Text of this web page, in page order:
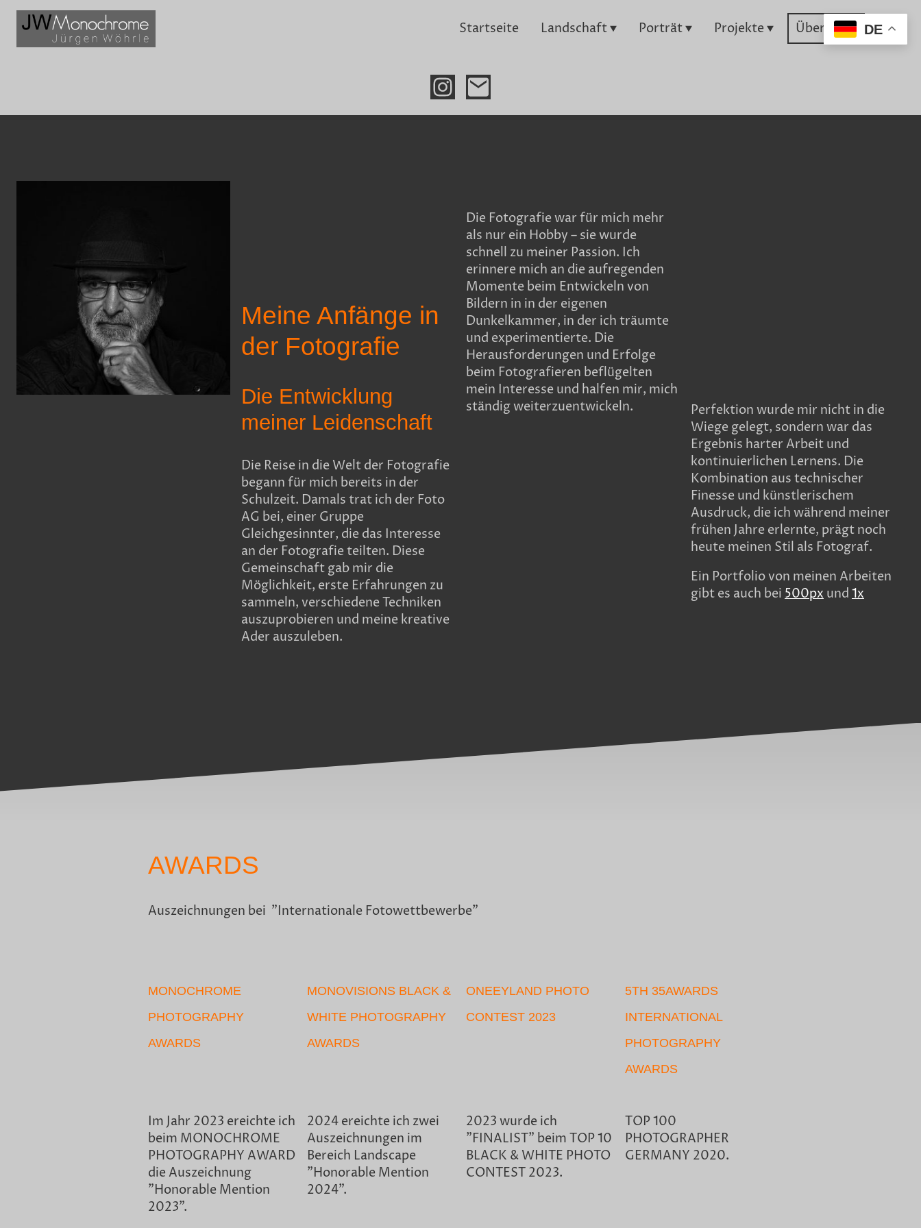
Startseite Landschaft Porträt Projekte Über mich
Meine Anfänge in
der Fotografie
Die Entwicklung
meiner Leidenschaft
Die Reise in die Welt der Fotografie
begann für mich bereits in der
Schulzeit. Damals trat ich der Foto
AG bei, einer Gruppe
Gleichgesinnter, die das Interesse
an der Fotografie teilten. Diese
Gemeinschaft gab mir die
Möglichkeit, erste Erfahrungen zu
sammeln, verschiedene Techniken
auszuprobieren und meine kreative
Ader auszuleben.
Die Fotografie war für mich mehr
als nur ein Hobby – sie wurde
schnell zu meiner Passion. Ich
erinnere mich an die aufregenden
Momente beim Entwickeln von
Bildern in in der eigenen
Dunkelkammer, in der ich träumte
und experimentierte. Die
Herausforderungen und Erfolge
beim Fotografieren beflügelten
mein Interesse und halfen mir, mich
ständig weiterzuentwickeln.
Perfektion wurde mir nicht in die
Wiege gelegt, sondern war das
Ergebnis harter Arbeit und
kontinuierlichen Lernens. Die
Kombination aus technischer
Finesse und künstlerischem
Ausdruck, die ich während meiner
frühen Jahre erlernte, prägt noch
heute meinen Stil als Fotograf.
Ein Portfolio von meinen Arbeiten
gibt es auch bei 500px und 1x
AWARDS
Auszeichnungen bei "Internationale Fotowettbewerbe"
MONOCHROME
PHOTOGRAPHY
AWARDS
Im Jahr 2023 ereichte ich
beim MONOCHROME
PHOTOGRAPHY AWARD
die Auszeichnung
"Honorable Mention
2023".
MONOVISIONS BLACK &
WHITE PHOTOGRAPHY
AWARDS
2024 ereichte ich zwei
Auszeichnungen im
Bereich Landscape
"Honorable Mention
2024".
ONEEYLAND PHOTO
CONTEST 2023
2023 wurde ich
"FINALIST" beim TOP 10
BLACK & WHITE PHOTO
CONTEST 2023.
5TH 35AWARDS
INTERNATIONAL
PHOTOGRAPHY
AWARDS
TOP 100
PHOTOGRAPHER
GERMANY 2020.
DE